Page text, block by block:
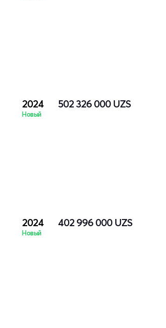
2024
Новый
502 326 000 UZS
2024
Новый
402 996 000 UZS